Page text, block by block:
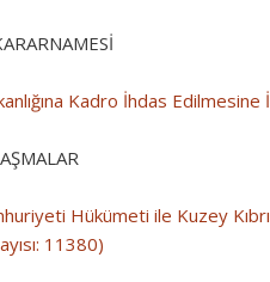
Kadro İhdas
Hükümeti ile Kuzey
11380)